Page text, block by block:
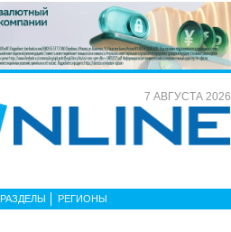
7 АВГУСТА 2026
РАЗДЕЛЫ РЕГИОНЫ